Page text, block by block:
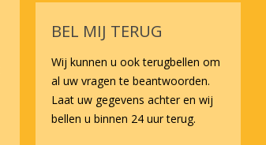
BEL MIJ TERUG
Wij kunnen u ook terugbellen om
al uw vragen te beantwoorden.
Laat uw gegevens achter en wij
bellen u binnen 24 uur terug.